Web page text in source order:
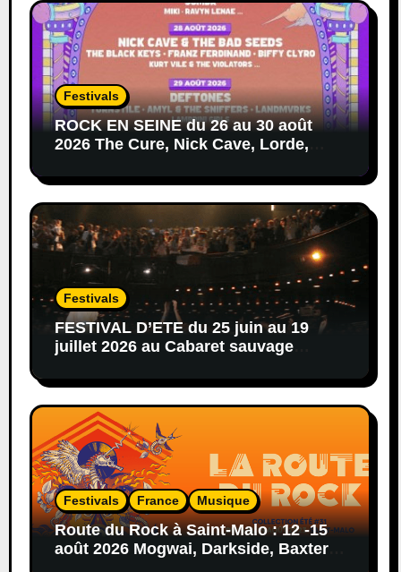
Festivals
ROCK EN SEINE du 26 au 30 août
2026 The Cure, Nick Cave, Lorde,
Festivals
FESTIVAL D’ETE du 25 juin au 19
juillet 2026 au Cabaret sauvage
Festivals France Musique
Route du Rock à Saint-Malo : 12 -15
août 2026 Mogwai, Darkside, Baxter